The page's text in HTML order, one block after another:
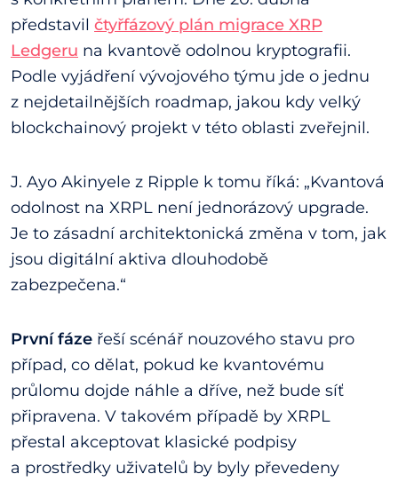
představil čtyřfázový plán migrace XRP
Ledgeru na kvantově odolnou kryptografii.
Podle vyjádření vývojového týmu jde o jednu
z nejdetailnějších roadmap, jakou kdy velký
blockchainový projekt v této oblasti zveřejnil.
J. Ayo Akinyele z Ripple k tomu říká: „Kvantová
odolnost na XRPL není jednorázový upgrade.
Je to zásadní architektonická změna v tom, jak
jsou digitální aktiva dlouhodobě
zabezpečena.“
První fáze řeší scénář nouzového stavu pro
případ, co dělat, pokud ke kvantovému
průlomu dojde náhle a dříve, než bude síť
připravena. V takovém případě by XRPL
přestal akceptovat klasické podpisy
a prostředky uživatelů by byly převedeny